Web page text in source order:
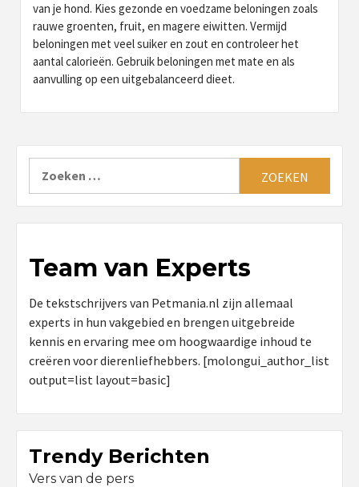
van je hond. Kies gezonde en voedzame beloningen zoals
rauwe groenten, fruit, en magere eiwitten. Vermijd
beloningen met veel suiker en zout en controleer het
aantal calorieën. Gebruik beloningen met mate en als
aanvulling op een uitgebalanceerd dieet.
Team van Experts
De tekstschrijvers van Petmania.nl zijn allemaal
experts in hun vakgebied en brengen uitgebreide
kennis en ervaring mee om hoogwaardige inhoud te
creëren voor dierenliefhebbers. [molongui_author_list
output=list layout=basic]
Trendy Berichten
Vers van de pers